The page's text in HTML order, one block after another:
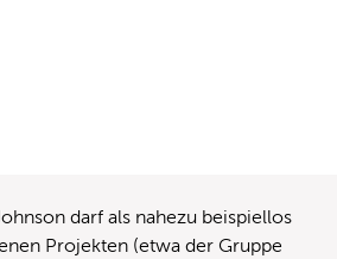
darf als nahezu beispiellos
Projekten (etwa der Gruppe